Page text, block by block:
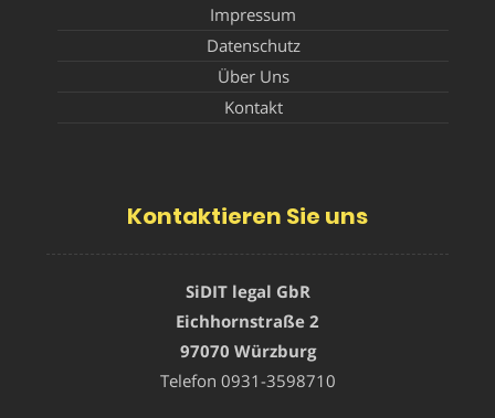
Impressum
Datenschutz
Über Uns
Kontakt
Kontaktieren Sie uns
SiDIT legal GbR
Eichhornstraße 2
97070 Würzburg
Telefon 0931-3598710